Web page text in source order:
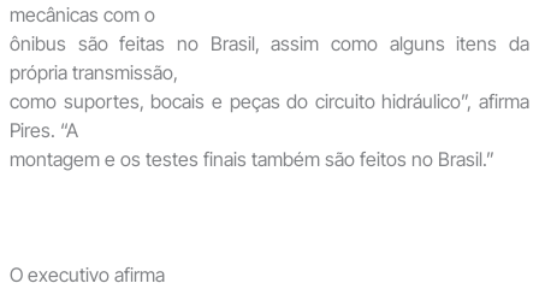
mecânicas com o
ônibus são feitas no Brasil, assim como alguns itens da
própria transmissão,
como suportes, bocais e peças do circuito hidráulico”, afirma
Pires. “A
montagem e os testes finais também são feitos no Brasil.”
O executivo afirma